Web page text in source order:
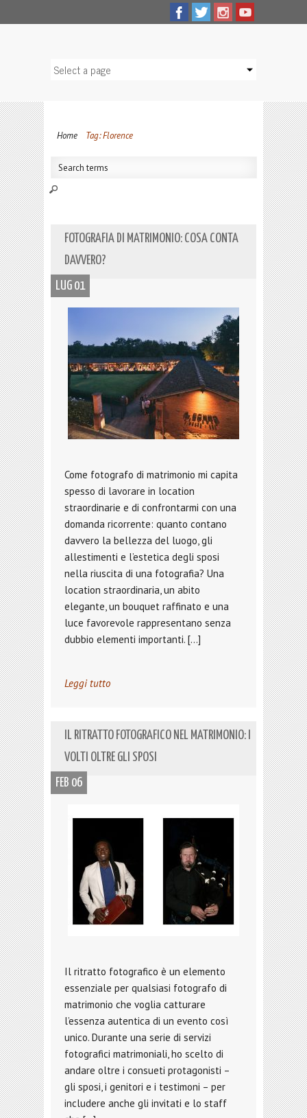
Home Tag: Florence
FOTOGRAFIA DI MATRIMONIO: COSA CONTA
DAVVERO?
LUG 01
Come fotografo di matrimonio mi capita
spesso di lavorare in location
straordinarie e di confrontarmi con una
domanda ricorrente: quanto contano
davvero la bellezza del luogo, gli
allestimenti e l’estetica degli sposi
nella riuscita di una fotografia? Una
location straordinaria, un abito
elegante, un bouquet raffinato e una
luce favorevole rappresentano senza
dubbio elementi importanti. […]
Leggi tutto
IL RITRATTO FOTOGRAFICO NEL MATRIMONIO: I
VOLTI OLTRE GLI SPOSI
FEB 06
Il ritratto fotografico è un elemento
essenziale per qualsiasi fotografo di
matrimonio che voglia catturare
l’essenza autentica di un evento così
unico. Durante una serie di servizi
fotografici matrimoniali, ho scelto di
andare oltre i consueti protagonisti –
gli sposi, i genitori e i testimoni – per
includere anche gli invitati e lo staff